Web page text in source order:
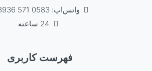
واتس‌اپ: 0583 571 98936+
24 ساعته
فهرست کاربری